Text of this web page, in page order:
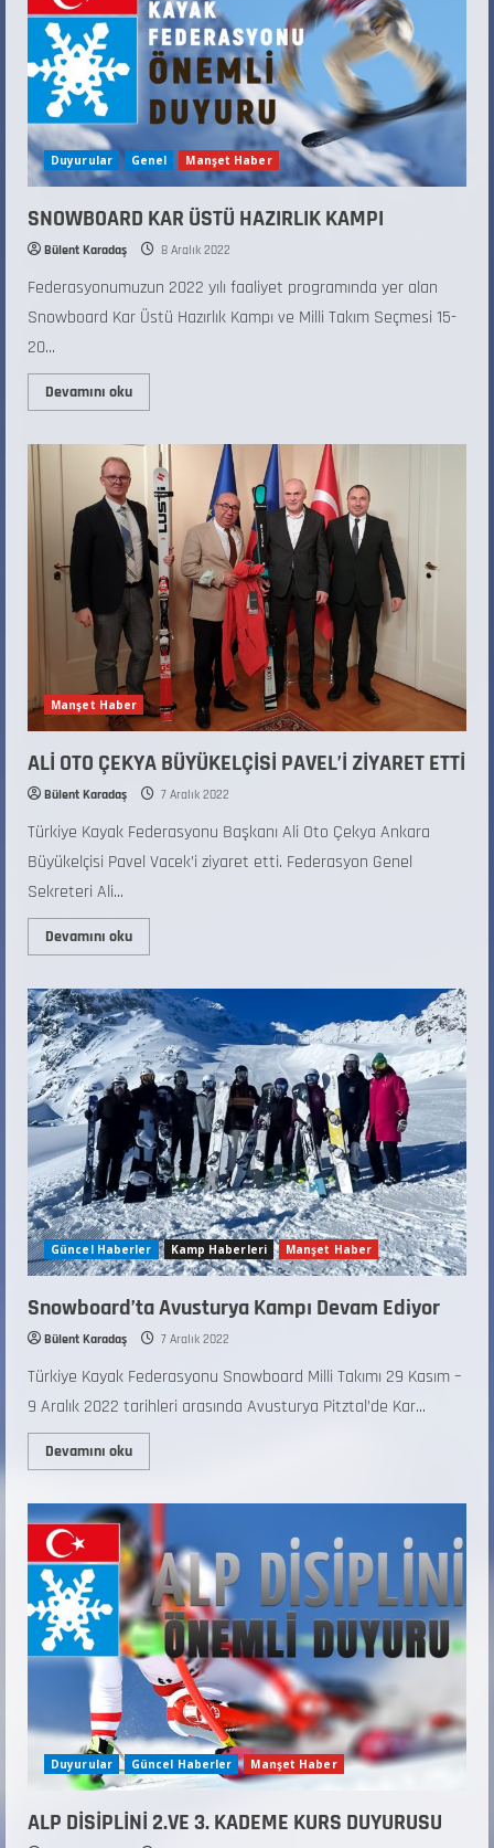
Duyurular Genel Manşet Haber
SNOWBOARD KAR ÜSTÜ HAZIRLIK KAMPI
Bülent Karadaş 8 Aralık 2022
Federasyonumuzun 2022 yılı faaliyet programında yer alan
Snowboard Kar Üstü Hazırlık Kampı ve Milli Takım Seçmesi 15-
20...
Devamını oku
Manşet Haber
ALİ OTO ÇEKYA BÜYÜKELÇİSİ PAVEL’İ ZİYARET ETTİ
Bülent Karadaş 7 Aralık 2022
Türkiye Kayak Federasyonu Başkanı Ali Oto Çekya Ankara
Büyükelçisi Pavel Vacek’i ziyaret etti. Federasyon Genel
Sekreteri Ali...
Devamını oku
Güncel Haberler Kamp Haberleri Manşet Haber
Snowboard’ta Avusturya Kampı Devam Ediyor
Bülent Karadaş 7 Aralık 2022
Türkiye Kayak Federasyonu Snowboard Milli Takımı 29 Kasım –
9 Aralık 2022 tarihleri arasında Avusturya Pitztal’de Kar...
Devamını oku
Duyurular Güncel Haberler Manşet Haber
ALP DİSİPLİNİ 2.VE 3. KADEME KURS DUYURUSU